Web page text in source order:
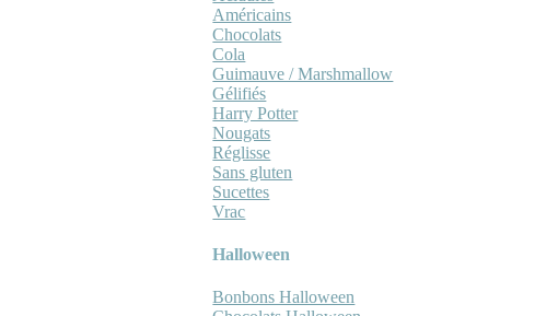
Américains
Chocolats
Cola
Guimauve / Marshmallow
Gélifiés
Harry Potter
Nougats
Réglisse
Sans gluten
Sucettes
Vrac
Halloween
Bonbons Halloween